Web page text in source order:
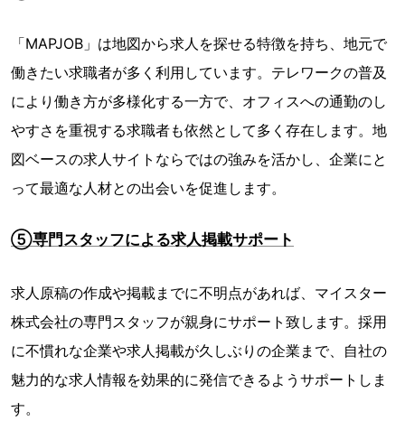
「MAPJOB」は地図から求人を探せる特徴を持ち、地元で
働きたい求職者が多く利用しています。テレワークの普及
により働き方が多様化する一方で、オフィスへの通勤のし
やすさを重視する求職者も依然として多く存在します。地
図ベースの求人サイトならではの強みを活かし、企業にと
って最適な人材との出会いを促進します。
⑤専門スタッフによる求人掲載サポート
求人原稿の作成や掲載までに不明点があれば、マイスター
株式会社の専門スタッフが親身にサポート致します。採用
に不慣れな企業や求人掲載が久しぶりの企業まで、自社の
魅力的な求人情報を効果的に発信できるようサポートしま
す。